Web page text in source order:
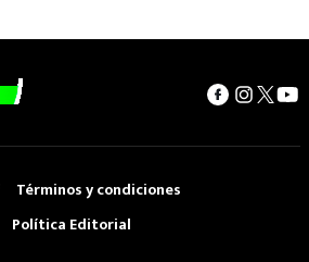
Términos y condiciones
Política Editorial